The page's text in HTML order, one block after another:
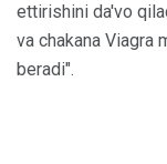
ettirishini da'vo
va chakana Viagra
beradi".